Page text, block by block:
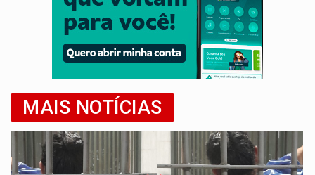
MAIS NOTÍCIAS